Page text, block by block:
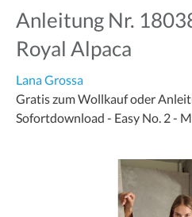
Anleitung Nr.
Royal Alpaca
Lana Grossa
Gratis zum Wollkauf oder
Sofortdownload - Easy No. 2 -